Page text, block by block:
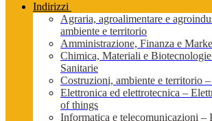
Indirizzi
Agraria, agroalimentare e
ambiente e territorio
Amministrazione, Finanza e
Chimica, Materiali e
Sanitarie
Costruzioni, ambiente e territorio
Elettronica ed elettrotecnica –
of things
Informatica e telecomunicazioni –